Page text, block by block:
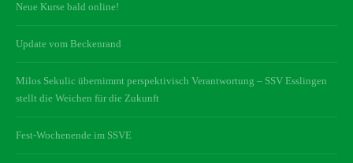
Neue Kurse bald online!
Update vom Beckenrand
Milos Sekulic übernimmt perspektivisch Verantwortung – SSV Esslingen
stellt die Weichen für die Zukunft
Fest-Wochenende im SSVE